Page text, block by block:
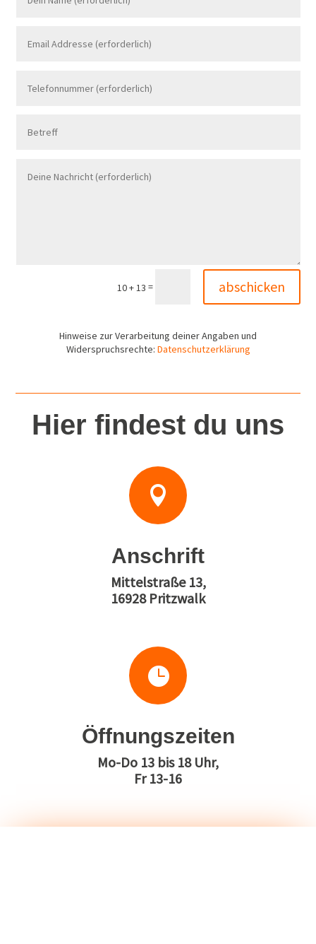
10 + 13 = abschicken
Hinweise zur Verarbeitung deiner Angaben und
Widerspruchsrechte: Datenschutzerklärung
Hier findest du uns

Anschrift
Mittelstraße 13,
16928 Pritzwalk

Öffnungszeiten
Mo-Do 13 bis 18 Uhr,
Fr 13-16